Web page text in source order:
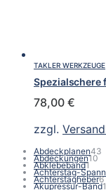
TAKLER WERKZEUGE
Spezialschere
78,00 €
zzgl.
Abdeckplanen43
Abdeckungen1010
Abklebeband1 1
Achterstag-
Achterstagheber6
Akupressur-Band1